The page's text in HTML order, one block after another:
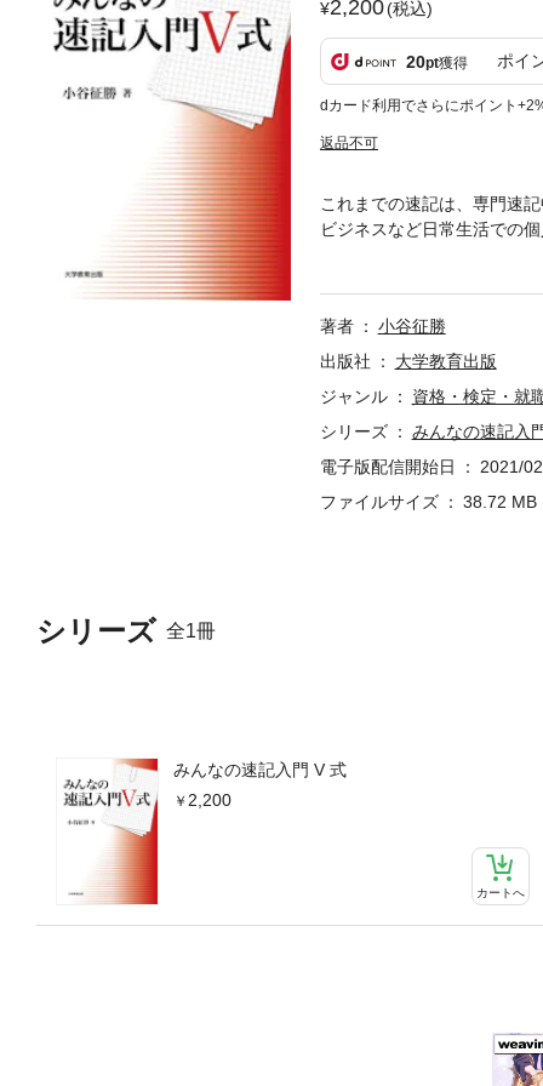
2,200(税込)
20pt獲得 ポイ
dカード利用でさらにポイント
返品不可
シリーズ 全1冊
みんなの速記入門 V 式
2,200
カートへ
これまでの速記は、専門速
ビジネスなど日常生活での
著者
小谷征勝
出版社
大学教育出版
ジャンル
資格・検定・就
シリーズ
みんなの速記入
電子版配信開始日
2021/
ファイルサイズ
38.72 MB